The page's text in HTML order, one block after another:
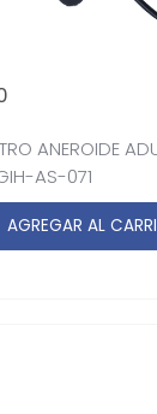
ANEROIDE
AS-071
AGREGAR AL